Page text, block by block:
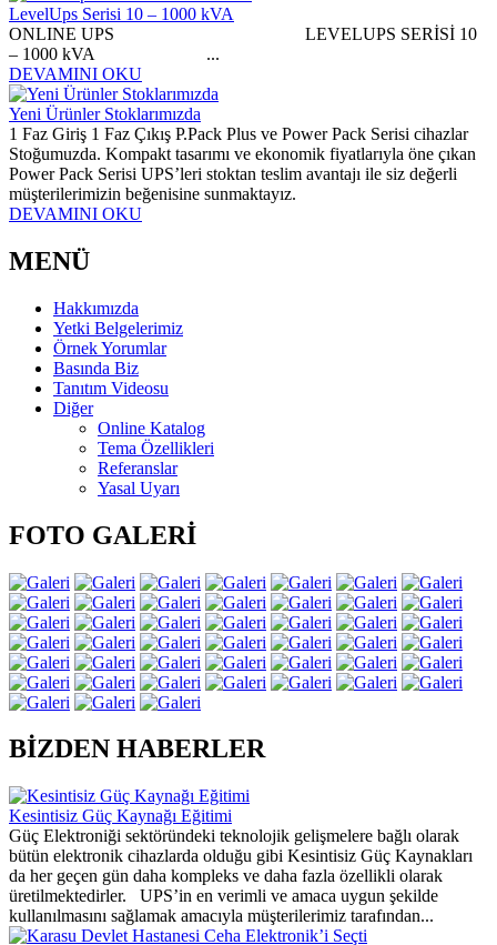
LevelUps Serisi 10 – 1000 kVA
ONLINE UPS LEVELUPS SERİSİ 10
– 1000 kVA ...
DEVAMINI OKU
Yeni Ürünler Stoklarımızda
1 Faz Giriş 1 Faz Çıkış P.Pack Plus ve Power Pack Serisi cihazlar
Stoğumuzda. Kompakt tasarımı ve ekonomik fiyatlarıyla öne çıkan
Power Pack Serisi UPS’leri stoktan teslim avantajı ile siz değerli
müşterilerimizin beğenisine sunmaktayız.
DEVAMINI OKU
MENÜ
Hakkımızda
Yetki Belgelerimiz
Örnek Yorumlar
Basında Biz
Tanıtım Videosu
Diğer
Online Katalog
Tema Özellikleri
Referanslar
Yasal Uyarı
FOTO GALERİ
BİZDEN HABERLER
Kesintisiz Güç Kaynağı Eğitimi
Güç Elektroniği sektöründeki teknolojik gelişmelere bağlı olarak
bütün elektronik cihazlarda olduğu gibi Kesintisiz Güç Kaynakları
da her geçen gün daha kompleks ve daha fazla özellikli olarak
üretilmektedirler. UPS’in en verimli ve amaca uygun şekilde
kullanılmasını sağlamak amacıyla müşterilerimiz tarafından...